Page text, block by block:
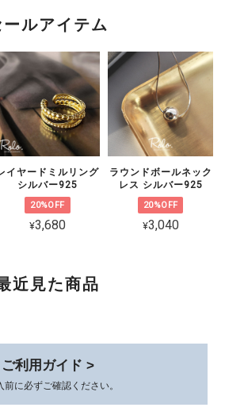
。 大切な方とのペアとしてお選びい
だいた中、残念なお気持ちにさせてし
まいましたことを心よりお詫び申し上げ
す。 状態を確認のうえ対応をご案内
たしますので、恐れ入りますがショッ
のお問い合わせよりご連絡いただけま
すと幸いです。
ラインピアス シルバー925
気に入ってます。 着けていると褒めて貰え
とうございます。 初めてお選びいただ
てから時間が経った今も、またこうし
ールアイテム
イヤードミルリング
シルバー925
20%OFF
¥3,680
ラウンドボールネック
レス シルバー925
20%OFF
¥3,040
近見た商品
ご利用ガイド >
前に必ずご確認ください。